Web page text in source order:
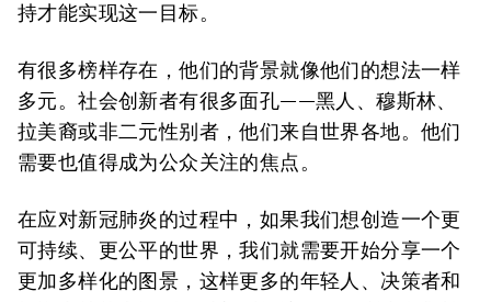
持才能实现这一目标。
有很多榜样存在，他们的背景就像他们的想法一样
多元。社会创新者有很多面孔——黑人、穆斯林、
拉美裔或非二元性别者，他们来自世界各地。他们
需要也值得成为公众关注的焦点。
在应对新冠肺炎的过程中，如果我们想创造一个更
可持续、更公平的世界，我们就需要开始分享一个
更加多样化的图景，这样更多的年轻人、决策者和